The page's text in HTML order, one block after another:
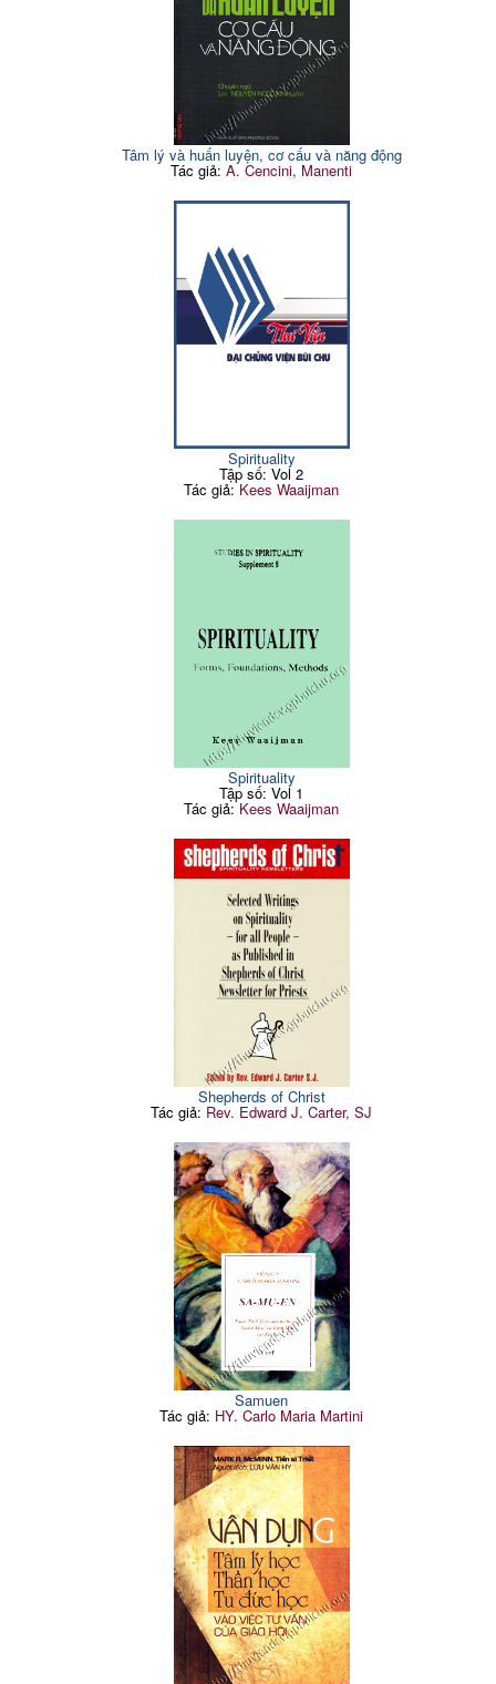
Tâm lý và huấn luyện, cơ cấu và năng động
Tác giả:A. Cencini, Manenti
Spirituality
Tập số: Vol 2
Tác giả:Kees Waaijman
Spirituality
Tập số: Vol 1
Tác giả:Kees Waaijman
Shepherds of Christ
Tác giả: Rev. Edward J. Carter, SJ
Samuen
Tác giả: HY. Carlo Maria Martini